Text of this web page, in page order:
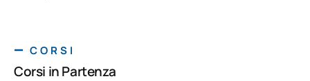
CORSI
Corsi in Partenza